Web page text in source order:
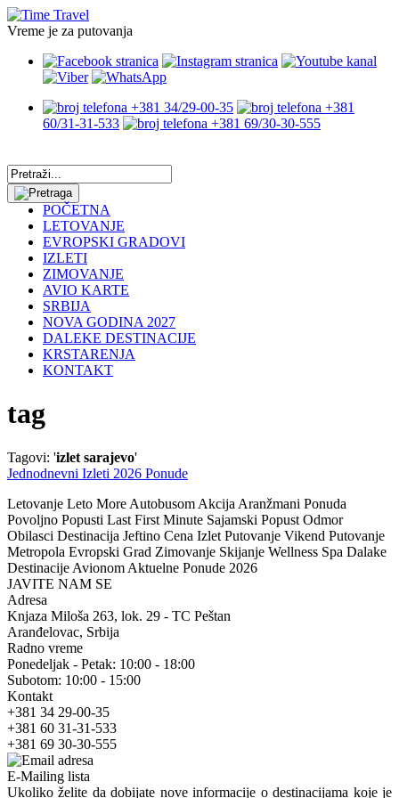
Vreme je za putovanja
+381 34/29-00-35
+381
60/31-31-533
+381 69/30-30-555
POČETNA
LETOVANJE
EVROPSKI GRADOVI
IZLETI
ZIMOVANJE
AVIO KARTE
SRBIJA
NOVA GODINA 2027
DALEKE DESTINACIJE
KRSTARENJA
KONTAKT
tag
Tagovi: 'izlet sarajevo'
Jednodnevni Izleti 2026 Ponude
Letovanje Leto More Autobusom Akcija Aranžmani Ponuda
Povoljno Popusti Last First Minute Sajamski Popust Odmor
Obilasci Destinacija Jeftino Cena Izlet Putovanje Vikend Putovanje
Metropola Evropski Grad Zimovanje Skijanje Wellness Spa Dalake
Destinacije Avionom Aktuelne Ponude 2026
JAVITE NAM SE
Adresa
Knjaza Miloša 263, lok. 29 - TC Peštan
Aranđelovac, Srbija
Radno vreme
Ponedeljak - Petak: 10:00 - 18:00
Subotom: 10:00 - 15:00
Kontakt
+381 34 29-00-35
+381 60 31-31-533
+381 69 30-30-555
E-Mailing lista
Ukoliko želite da dobijate nove informacije o destinacijama koje je